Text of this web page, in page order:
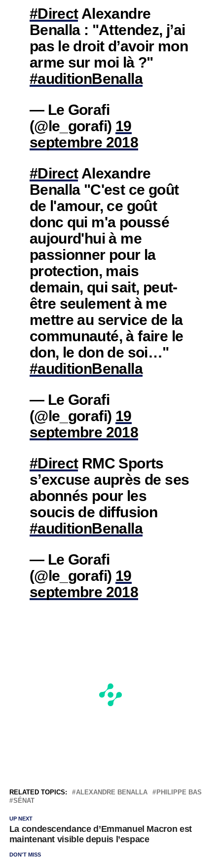
#DirectAlexandre
Benalla : "Attendez, j’ai
pas le droit d’avoir mon
arme sur moi là ?"
#auditionBenalla
— Le Gorafi
(@le_gorafi) 19
septembre 2018
#DirectAlexandre
Benalla "C'est ce goût
de l'amour, ce goût
donc qui m'a poussé
aujourd'hui à me
passionner pour la
protection, mais
demain, qui sait, peut-
être seulement à me
mettre au service de la
communauté, à faire le
don, le don de soi…"
#auditionBenalla
— Le Gorafi
(@le_gorafi) 19
septembre 2018
#DirectRMC Sports
s’excuse auprès de ses
abonnés pour les
soucis de diffusion
#auditionBenalla
— Le Gorafi
(@le_gorafi) 19
septembre 2018
RELATED TOPICS: ALEXANDRE BENALLA
PHILIPPE BAS
SÉNAT
UP NEXT
La condescendance d’Emmanuel Macron est
maintenant visible depuis l’espace
DON'T MISS